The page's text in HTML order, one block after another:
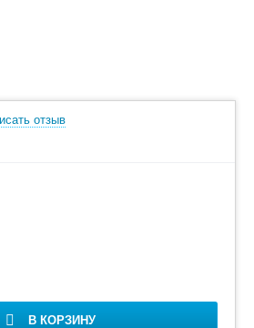
отзыв
В КОРЗИНУ